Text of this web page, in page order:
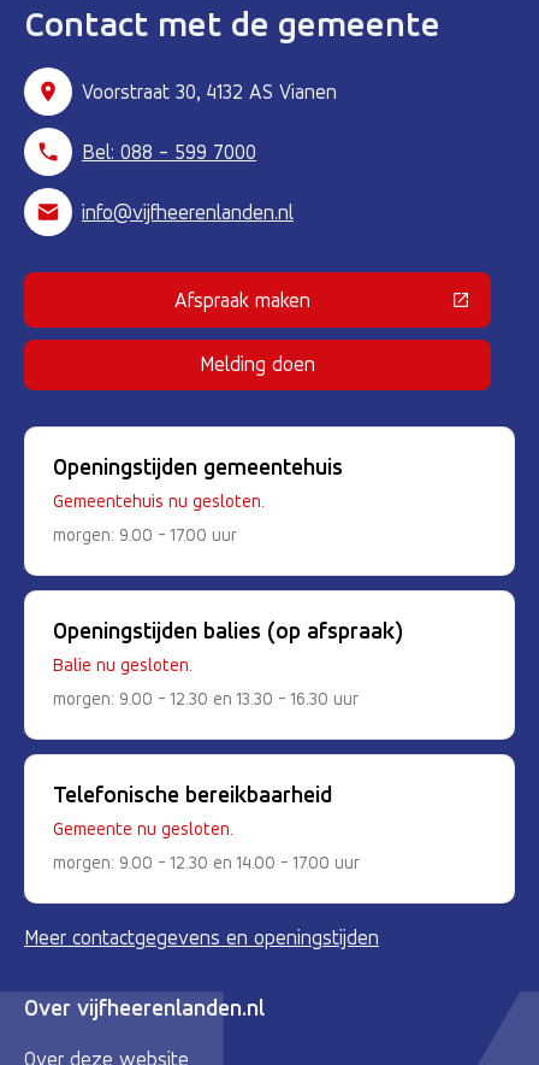
Contact met de gemeente
Voorstraat 30, 4132 AS Vianen
Bel: 088 - 599 7000
info@vijfheerenlanden.nl
Afspraak maken(Deze link gaat naar een externe
Melding doen
Openingstijden gemeentehuis
Gemeentehuis nu gesloten.
morgen: 9.00 - 17.00 uur
Openingstijden balies (op afspraak)
Balie nu gesloten.
morgen: 9.00 - 12.30 en 13.30 - 16.30 uur
Telefonische bereikbaarheid
Gemeente nu gesloten.
morgen: 9.00 - 12.30 en 14.00 - 17.00 uur
Meer contactgegevens en openingstijden
Over vijfheerenlanden.nl
Over deze website